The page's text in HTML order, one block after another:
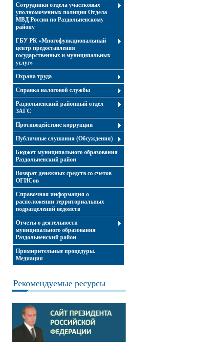
Сотрудники отдела участковых
уполномоченных полиции Отдела
МВД России по Раздольненскому
району
ГБУ РК «Многофункциональный
центр предоставления
государственных и муниципальных
услуг»
Охрана труда
Справка налоговой службы
Раздольненский районный отдел
ЗАГС
Противодействие коррупции
Публичные слушания (Обсуждения)
Бюджет муниципального образования
Раздольненский район
Возврат денежных средств со счетов
ОГИСов
Справочная информация о
расположении территориальных
подразделений ведомств
Отчеты о деятельности
муниципального образования
Раздольненский район
Примирительные процедуры.
Медиация
Рекомендуемые ресурсы